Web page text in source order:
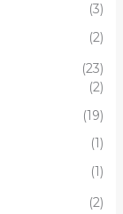
(3)
(2)
(23)
(2)
(19)
(1)
(1)
(2)